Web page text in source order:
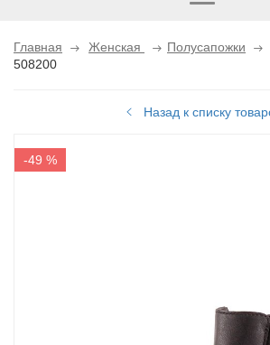
Главная Женская Полусапожки
508200
Назад к списку